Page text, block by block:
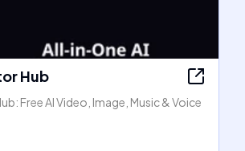
Hub
Free AI Video, Image, Music & Voice